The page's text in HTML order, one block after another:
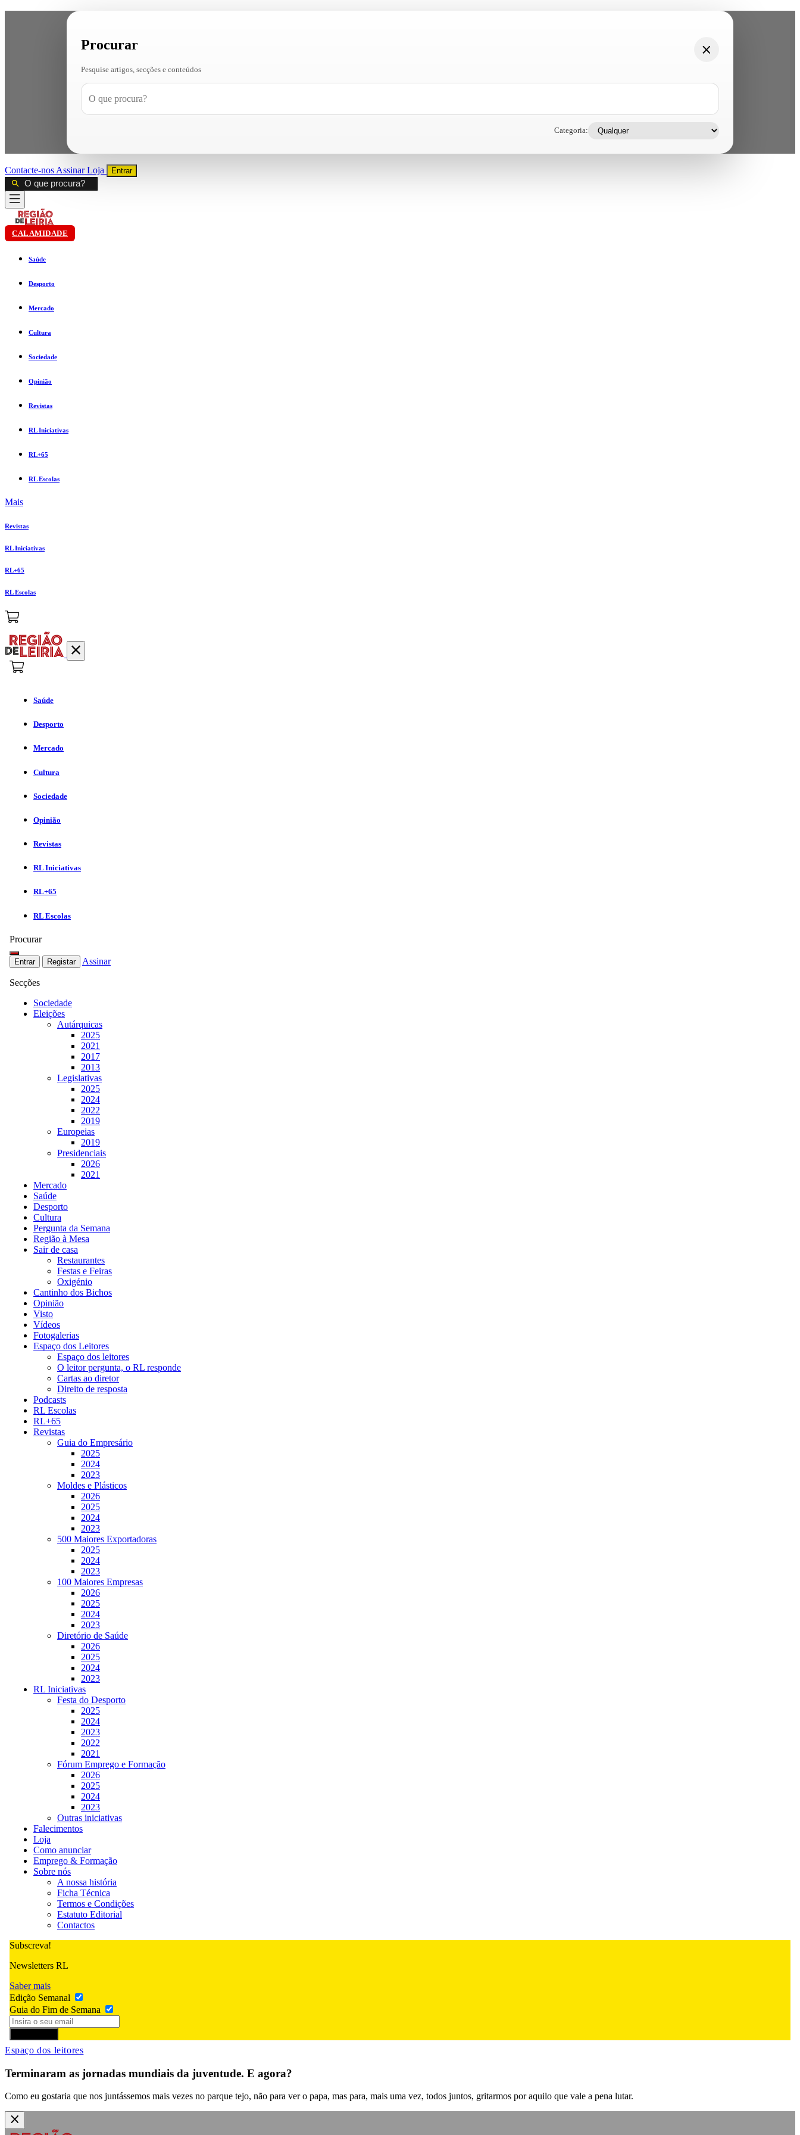
Procurar
Pesquise artigos, secções e conteúdos
Categoria:
Contacte-nos AssinarLoja Entrar
CALAMIDADE
Saúde
Desporto
Mercado
Cultura
Sociedade
Opinião
Revistas
RL Iniciativas
RL+65
RL Escolas
Mais
Revistas
RL Iniciativas
RL+65
RL Escolas
Saúde
Desporto
Mercado
Cultura
Sociedade
Opinião
Revistas
RL Iniciativas
RL+65
RL Escolas
Procurar
Entrar Registar Assinar
Secções
Sociedade
Eleições
Autárquicas
2025
2021
2017
2013
Legislativas
2025
2024
2022
2019
Europeias
2019
Presidenciais
2026
2021
Mercado
Saúde
Desporto
Cultura
Pergunta da Semana
Região à Mesa
Sair de casa
Restaurantes
Festas e Feiras
Oxigénio
Cantinho dos Bichos
Opinião
Visto
Vídeos
Fotogalerias
Espaço dos Leitores
Espaço dos leitores
O leitor pergunta, o RL responde
Cartas ao diretor
Direito de resposta
Podcasts
RL Escolas
RL+65
Revistas
Guia do Empresário
2025
2024
2023
Moldes e Plásticos
2026
2025
2024
2023
500 Maiores Exportadoras
2025
2024
2023
100 Maiores Empresas
2026
2025
2024
2023
Diretório de Saúde
2026
2025
2024
2023
RL Iniciativas
Festa do Desporto
2025
2024
2023
2022
2021
Fórum Emprego e Formação
2026
2025
2024
2023
Outras iniciativas
Falecimentos
Loja
Como anunciar
Emprego & Formação
Sobre nós
A nossa história
Ficha Técnica
Termos e Condições
Estatuto Editorial
Contactos
Subscreva!
Newsletters RL
Saber mais
Edição Semanal
Guia do Fim de Semana
Espaço dos leitores
Terminaram as jornadas mundiais da juventude. E agora?
Como eu gostaria que nos juntássemos mais vezes no parque tejo, não para ver o papa, mas para, mais uma vez, todos juntos, gritarmos por aquilo que vale a pena lutar.